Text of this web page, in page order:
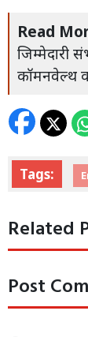
Read
जिम्मेदारी
कॉमनवेल्थ
Tags:
Related
Post